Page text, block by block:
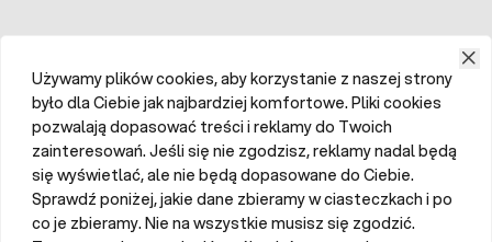
Używamy plików cookies, aby korzystanie z naszej strony
było dla Ciebie jak najbardziej komfortowe. Pliki cookies
pozwalają dopasować treści i reklamy do Twoich
zainteresowań. Jeśli się nie zgodzisz, reklamy nadal będą
się wyświetlać, ale nie będą dopasowane do Ciebie.
Sprawdź poniżej, jakie dane zbieramy w ciasteczkach i po
co je zbieramy. Nie na wszystkie musisz się zgodzić.